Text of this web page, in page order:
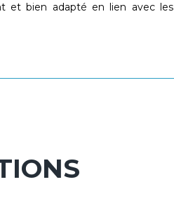
et bien adapté en lien avec les